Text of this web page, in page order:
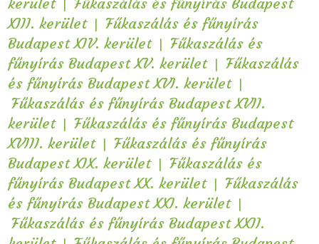
XIII. kerület | Fűkaszálás és fűnyírás
Budapest XIV. kerület | Fűkaszálás és
fűnyírás Budapest XV. kerület | Fűkaszálás
és fűnyírás Budapest XVI. kerület |
Fűkaszálás és fűnyírás Budapest XVII.
kerület | Fűkaszálás és fűnyírás Budapest
XVIII. kerület | Fűkaszálás és fűnyírás
Budapest XIX. kerület | Fűkaszálás és
fűnyírás Budapest XX. kerület | Fűkaszálás
és fűnyírás Budapest XXI. kerület |
Fűkaszálás és fűnyírás Budapest XXII.